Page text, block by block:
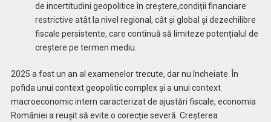
de incertitudini geopolitice în creștere,condiții financiare
restrictive atât la nivel regional, cât și global și dezechilibre
fiscale persistente, care continuă să limiteze potențialul de
creștere pe termen mediu.
2025 a fost un an al examenelor trecute, dar nu încheiate. În
pofida unui context geopolitic complex și a unui context
macroeconomic intern caracterizat de ajustări fiscale, economia
României a reușit să evite o corecție severă. Creșterea